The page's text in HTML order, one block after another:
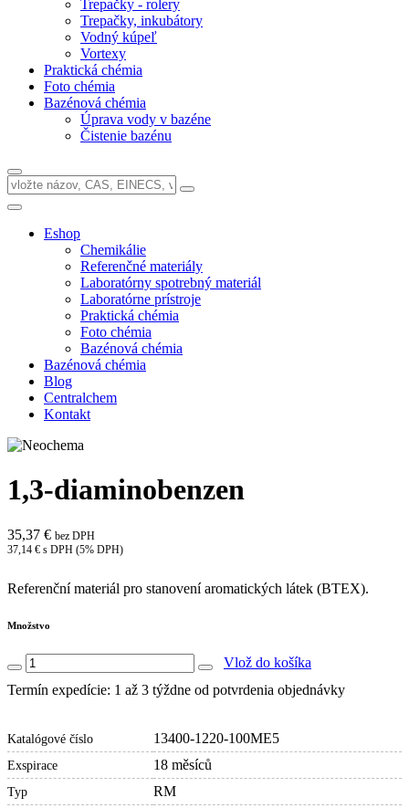
Trepačky - rolery
Trepačky, inkubátory
Vodný kúpeľ
Vortexy
Praktická chémia
Foto chémia
Bazénová chémia
Úprava vody v bazéne
Čistenie bazénu
Eshop
Chemikálie
Referenčné materiály
Laboratórny spotrebný materiál
Laboratórne prístroje
Praktická chémia
Foto chémia
Bazénová chémia
Bazénová chémia
Blog
Centralchem
Kontakt
1,3-diaminobenzen
35,37 € bez DPH
37,14 € s DPH (5% DPH)
Referenční materiál pro stanovení aromatických látek (BTEX).
Množstvo
Vlož do košíka
Termín expedície: 1 až 3 týždne od potvrdenia objednávky
Katalógové číslo 13400-1220-100ME5
Exspirace 18 měsíců
Typ RM